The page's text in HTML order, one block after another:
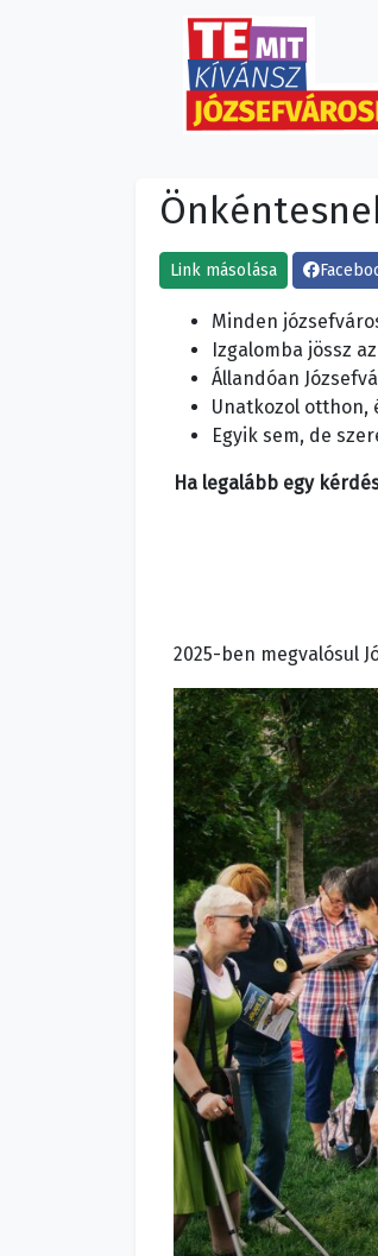
Link másolása
Minden
Izgalomba jössz
Állandóan
Unatkozol otthon,
Egyik sem, de
Ha legalább egy
2025-ben megvalósul